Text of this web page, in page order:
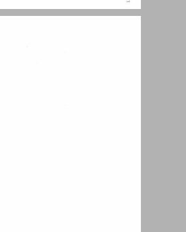
תוכן העניינים ... 3